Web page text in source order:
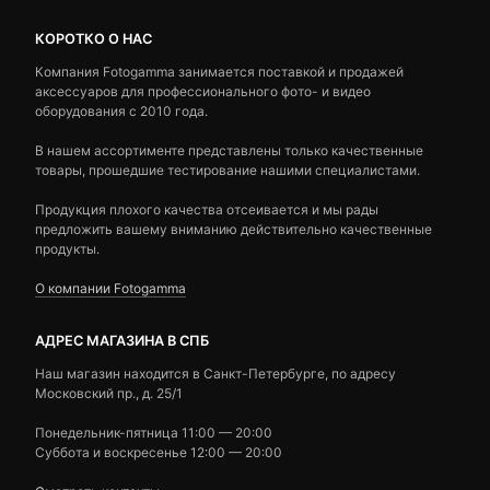
КОРОТКО О НАС
Компания Fotogamma занимается поставкой и продажей
аксессуаров для профессионального фото- и видео
оборудования с 2010 года.
В нашем ассортименте представлены только качественные
товары, прошедшие тестирование нашими специалистами.
Продукция плохого качества отсеивается и мы рады
предложить вашему вниманию действительно качественные
продукты.
О компании Fotogamma
АДРЕС МАГАЗИНА В СПБ
Наш магазин находится в Санкт-Петербурге, по адресу
Московский пр., д. 25/1
Понедельник-пятница 11:00 — 20:00
Суббота и воскресенье 12:00 — 20:00